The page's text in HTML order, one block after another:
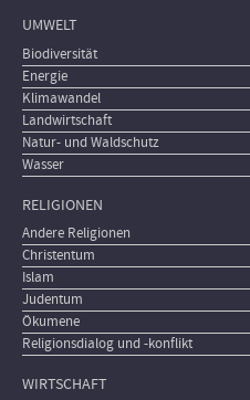
UMWELT
Biodiversität
Energie
Klimawandel
Landwirtschaft
Natur- und Waldschutz
Wasser
RELIGIONEN
Andere Religionen
Christentum
Islam
Judentum
Ökumene
Religionsdialog und -konflikt
WIRTSCHAFT